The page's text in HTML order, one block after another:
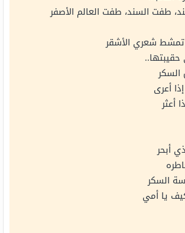
طفت السند، طفت العالم الأصفر
تمشط شعري الأشقر
أعرى
أعثر
أبحر
السكر
يا أمي